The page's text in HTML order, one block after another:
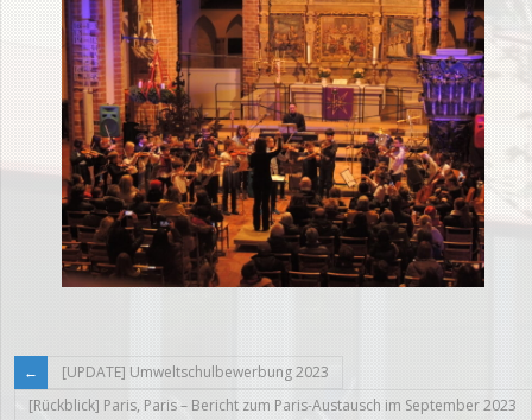
[UPDATE] Umweltschulbewerbung 2023
[Rückblick] Paris, Paris – Bericht zum Paris-Austausch im September 2023